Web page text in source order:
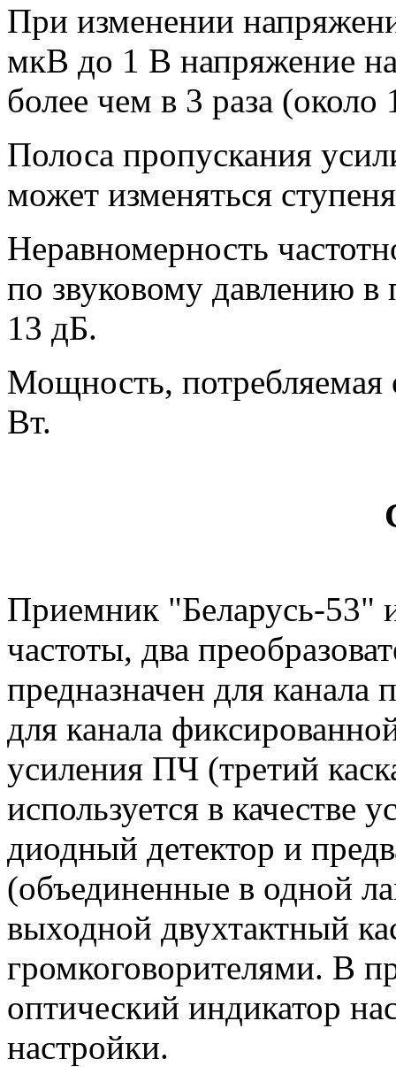
При изменении
мкВ до 1 В напряжение
более чем в 3 paзa (около
Полоса пропускания
может изменяться
Неравномерность
по звуковому давлению в
13 дБ.
Мощность, потребляемая
Вт.
Приемник "Беларусь-53"
частоты, два
предназначен для канала
для канала
усиления ПЧ (третий
используется в качестве
диодный детектор и
(объединенные в одной
выходной двухтактный
громкоговорителями. В
оптический индикатор
настройки.